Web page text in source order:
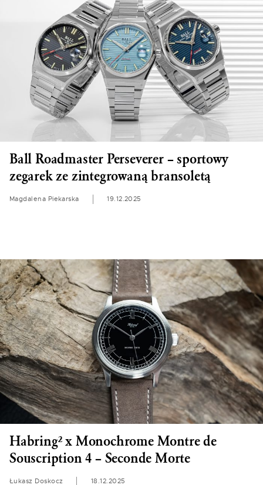
Ball Roadmaster Perseverer – sportowy
zegarek ze zintegrowaną bransoletą
Magdalena Piekarska 19.12.2025
Habring² x Monochrome Montre de
Souscription 4 – Seconde Morte
Łukasz Doskocz 18.12.2025